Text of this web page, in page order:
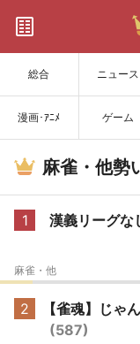
総合 ニュース
漫画･ｱﾆﾒ ゲーム
麻雀・他勢
1 漢義リーグ
麻雀・他
2
【雀魂】じ
(587)